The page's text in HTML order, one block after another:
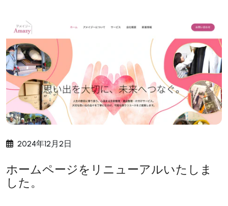
2024年12月2日
ホームページをリニューアルいたしま
した。